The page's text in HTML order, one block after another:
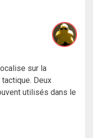
sur la
Deux
utilisés dans le